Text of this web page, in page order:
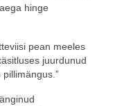
hinge
pean meeles
juurdunud